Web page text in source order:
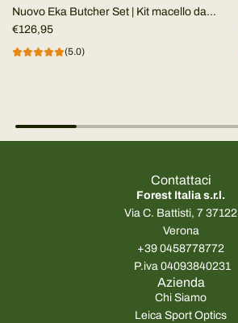
Nuovo Eka Butcher Set | Kit macello da
campo
€126,95
(5.0)
Contattaci
Forest Italia s.r.l.
Via C. Battisti, 7 37122
Verona
+39 0458778772
P.iva 04093840231
Azienda
Chi Siamo
Leica Sport Optics